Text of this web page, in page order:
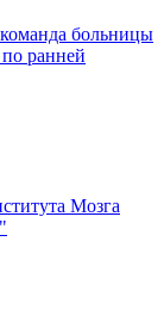
больницы
ранней
Мозга